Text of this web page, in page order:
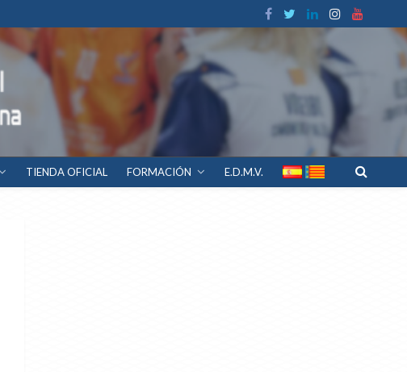
TIENDA OFICIAL FORMACIÓN E.D.M.V.